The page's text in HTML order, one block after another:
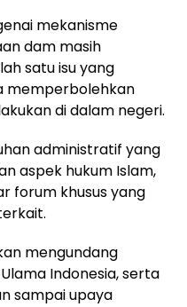
mekanisme
dam masih
satu isu yang
memperbolehkan
di dalam negeri.
administratif yang
aspek hukum Islam,
forum khusus yang
mengundang
Indonesia, serta
sampai upaya